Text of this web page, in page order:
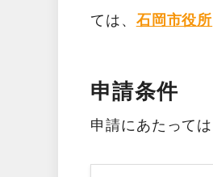
ては、 石岡市役所
申請条件
申請にあたって